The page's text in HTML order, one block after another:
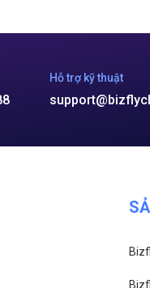
Hỗ trợ kỹ thuật